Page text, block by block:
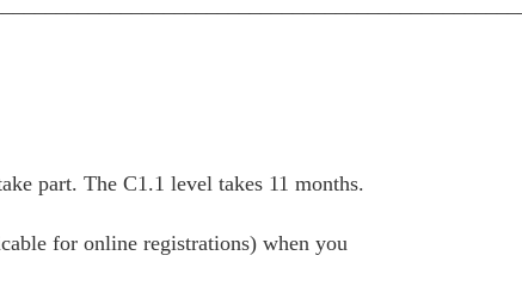
part. The C1.1 level takes 11 months.
for online registrations) when you